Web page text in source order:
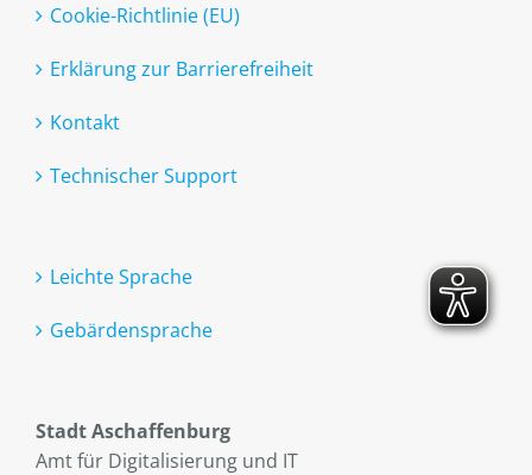
Cookie-Richtlinie (EU)
Erklärung zur Barrierefreiheit
Kontakt
Technischer Support
Leichte Sprache
Gebärdensprache
Stadt Aschaffenburg
Amt für Digitalisierung und IT